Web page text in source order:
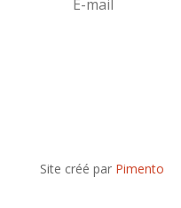
Site créé par Pimento